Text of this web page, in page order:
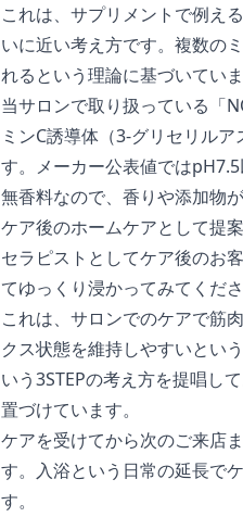
これは、サプリメントで例え
いに近い考え方です。複数の
れるという理論に基づいていま
当サロンで取り扱っている「
ミンC誘導体（3-グリセリル
す。メーカー公表値では
無香料なので、香りや添加物
ケア後のホームケアとして提
セラピストとしてケア後のお
てゆっくり浸かってみてくだ
これは、サロンでのケアで筋
クス状態を維持しやすいとい
いう3STEPの考え方を提唱し
置づけています。
ケアを受けてから次のご来店
す。入浴という日常の延長で
す。